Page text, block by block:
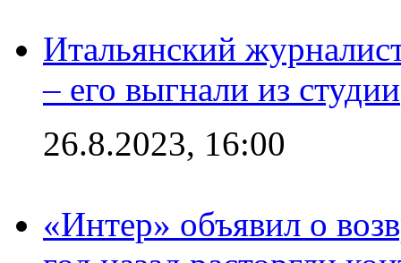
Итальянский
– его выгнали из студии
26.8.2023, 16:00
«Интер» объявил о